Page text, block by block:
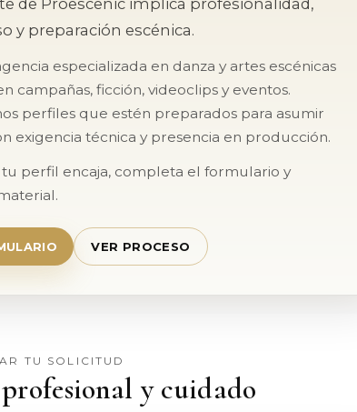
y preparación escénica.
especializada en danza y artes escénicas
campañas, ficción, videoclips y eventos.
perfiles que estén preparados para asumir
exigencia técnica y presencia en producción.
tu perfil encaja, completa el formulario y
VER PROCESO
TU SOLICITUD
y cuidado